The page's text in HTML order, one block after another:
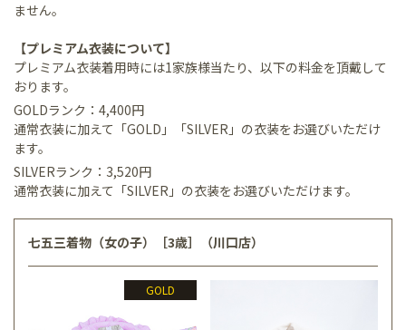
ません。
【プレミアム衣装について】
プレミアム衣装着用時には1家族様当たり、以下の料金を頂戴して
おります。
GOLDランク：4,400円
通常衣装に加えて「GOLD」「SILVER」の衣装をお選びいただけ
ます。
SILVERランク：3,520円
通常衣装に加えて「SILVER」の衣装をお選びいただけます。
七五三着物（女の子）［3歳］（川口店）
GOLD